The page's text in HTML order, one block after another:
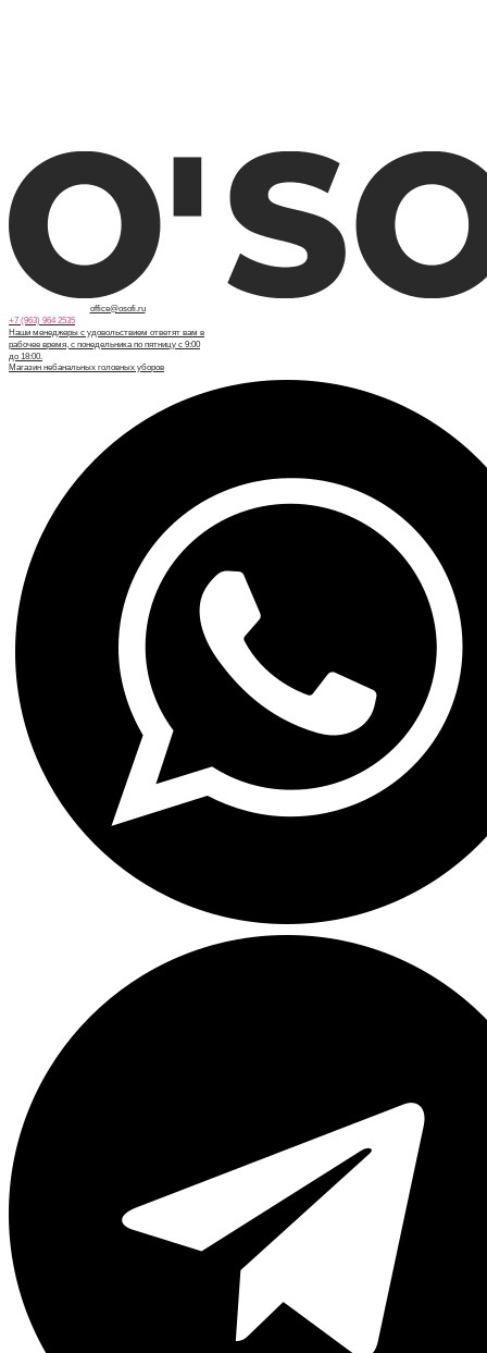
office@osofi.ru
+7 (963) 964 2535
Наши менеджеры с удовольствием ответят вам в
рабочее время, с понедельника по пятницу с 9:00
до 18:00.
Магазин небанальных головных уборов